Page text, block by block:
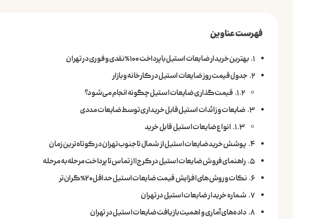
فهرست عناوین
بهترین خریدار ضایعات استیل با پرداخت 100% نقدی و فوری در تهران
جدول قیمت روز ضایعات استیل در کارخانه و بازار
قیمت‌گذاری ضایعات استیل چگونه انجام می‌شود؟
ضایعات و زائدات استیل قابل خریداری توسط ضایعات مددی
انواع ضایعات استیل قابل خرید
پوشش خرید ضایعات استیل از شمال تا جنوب تهران در کوتاه‌ترین زمان
راهنمای فروش ضایعات استیل در کرج | از تماس تا پرداخت مرحله به مرحله
نکات و روش‌های افزایش قیمت ضایعات استیل حداقل 20% گران‌تر
شماره خریدار ضایعات استیل در تهران
داده‌های آماری و اهمیت بازیافت ضایعات استیل در تهران